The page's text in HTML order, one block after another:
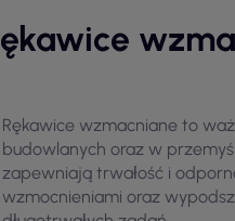
Rękawice wzmacniane to
budowlanych oraz w
zapewniają trwałość i
wzmocnieniami oraz